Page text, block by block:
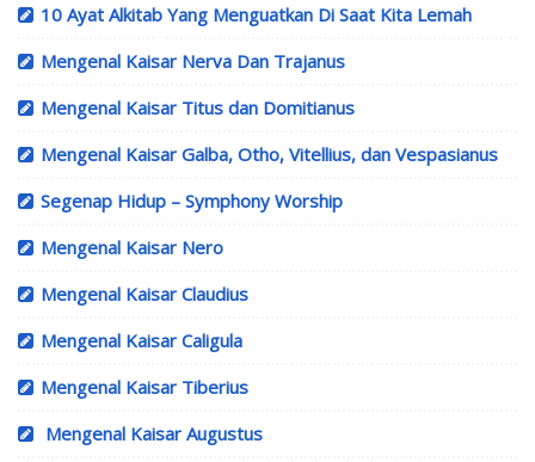
10 Ayat Alkitab Yang Menguatkan Di Saat Kita Lemah
Mengenal Kaisar Nerva Dan Trajanus
Mengenal Kaisar Titus dan Domitianus
Mengenal Kaisar Galba, Otho, Vitellius, dan Vespasianus
Segenap Hidup – Symphony Worship
Mengenal Kaisar Nero
Mengenal Kaisar Claudius
Mengenal Kaisar Caligula
Mengenal Kaisar Tiberius
Mengenal Kaisar Augustus